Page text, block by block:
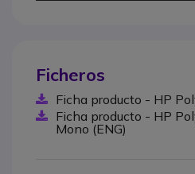
Ficheros
Ficha producto - HP
Ficha producto - HP
Mono (ENG)